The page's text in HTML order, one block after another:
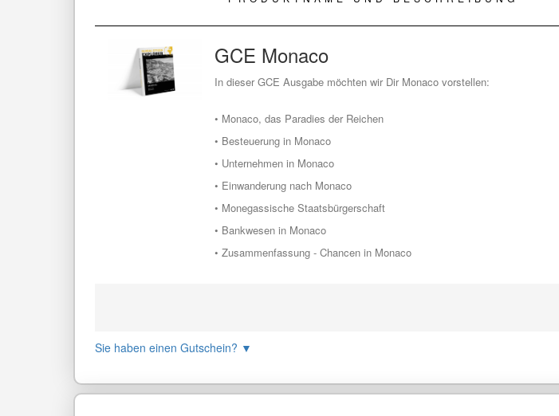
GCE Monaco
In dieser GCE Ausgabe möchten wir Dir Monaco vorstellen:
• Monaco, das Paradies der Reichen
• Besteuerung in Monaco
• Unternehmen in Monaco
• Einwanderung nach Monaco
• Monegassische Staatsbürgerschaft
• Bankwesen in Monaco
• Zusammenfassung - Chancen in Monaco
Sie haben einen Gutschein? ▼